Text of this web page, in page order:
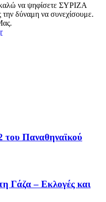
να ψηφίσετε ΣΥΡΙΖΑ
δύναμη να συνεχίσουμε.
Παναθηναϊκού
Γάζα – Eκλογές και